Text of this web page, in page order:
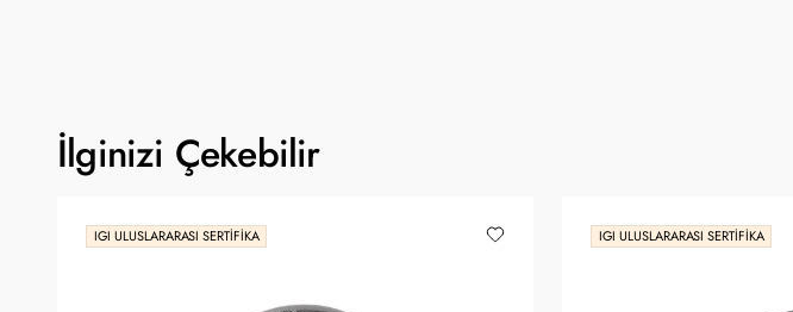
İlginizi Çekebilir
IGI ULUSLARARASI SERTIFIKA IGI ULUSLARARASI SERTIFIKA